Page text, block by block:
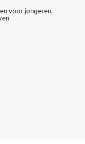
voor jongeren,